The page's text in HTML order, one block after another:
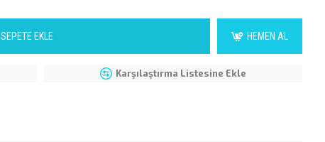
SEPETE EKLE HEMEN AL
Karşılaştırma Listesine Ekle